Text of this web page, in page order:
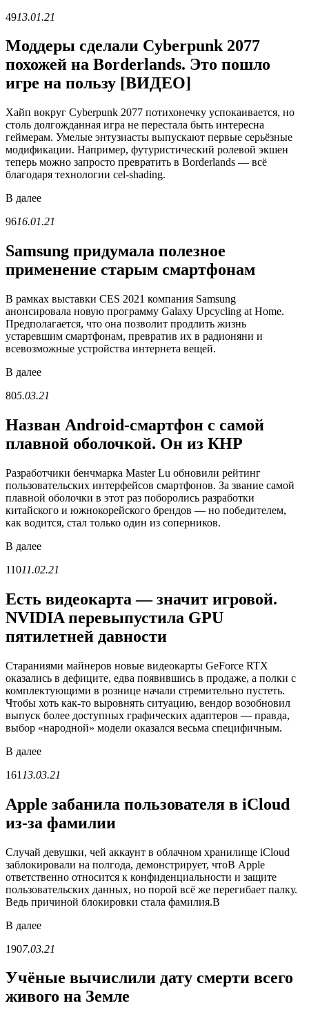
4913.01.21
Моддеры сделали Cyberpunk 2077
похожей на Borderlands. Это пошло
игре на пользу [ВИДЕО]
Хайп вокруг Cyberpunk 2077 потихонечку успокаивается, но
столь долгожданная игра не перестала быть интересна
геймерам. Умелые энтузиасты выпускают первые серьёзные
модификации. Например, футуристический ролевой экшен
теперь можно запросто превратить в Borderlands — всё
благодаря технологии cel-shading.
В далее
9616.01.21
Samsung придумала полезное
применение старым смартфонам
В рамках выставки CES 2021 компания Samsung
анонсировала новую программу Galaxy Upcycling at Home.
Предполагается, что она позволит продлить жизнь
устаревшим смартфонам, превратив их в радионяни и
всевозможные устройства интернета вещей.
В далее
805.03.21
Назван Android-смартфон с самой
плавной оболочкой. Он из КНР
Разработчики бенчмарка Master Lu обновили рейтинг
пользовательских интерфейсов смартфонов. За звание самой
плавной оболочки в этот раз поборолись разработки
китайского и южнокорейского брендов — но победителем,
как водится, стал только один из соперников.
В далее
11011.02.21
Есть видеокарта — значит игровой.
NVIDIA перевыпустила GPU
пятилетней давности
Стараниями майнеров новые видеокарты GeForce RTX
оказались в дефиците, едва появившись в продаже, а полки с
комплектующими в рознице начали стремительно пустеть.
Чтобы хоть как-то выровнять ситуацию, вендор возобновил
выпуск более доступных графических адаптеров — правда,
выбор «народной» модели оказался весьма специфичным.
В далее
161 13.03.21
Apple забанила пользователя в iCloud
из-за фамилии
Случай девушки, чей аккаунт в облачном хранилище iCloud
заблокировали на полгода, демонстрирует, чтоВ Apple
ответственно относится к конфиденциальности и защите
пользовательских данных, но порой всё же перегибает палку.
Ведь причиной блокировки стала фамилия.В
В далее
1907.03.21
Учёные вычислили дату смерти всего
живого на Земле